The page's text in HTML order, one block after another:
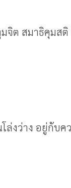
จิต สมาธิคุมส
งว่าง อยู่กับค